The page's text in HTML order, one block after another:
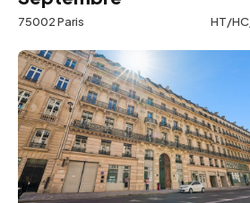
75002 Paris
HT/